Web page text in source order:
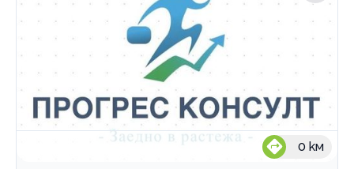
0 км
Зали за събития
Професионални консултации
По домовете